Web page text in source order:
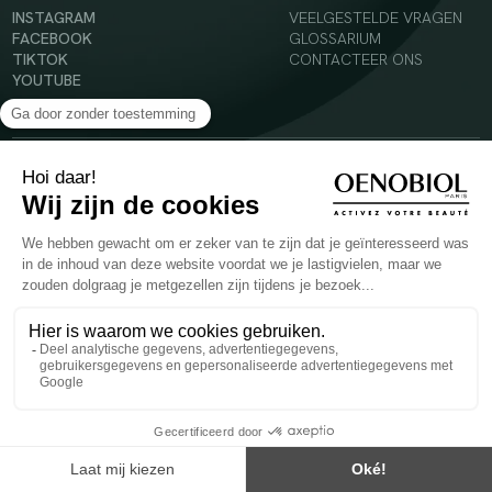
INSTAGRAM
FACEBOOK
TIKTOK
YOUTUBE
VEELGESTELDE VRAGEN
GLOSSARIUM
CONTACTEER ONS
© 2024 Oenobiol Paris
Voedingssupplement dat moet worden geconsumeerd als onderdeel van een gevarieerde,
evenwichtige voeding en een gezonde levensstijl. Aanbevolen dagelijkse dosis niet
overschrijden. Enkel voor volwassenen, buiten het bereik van kinderen houden.